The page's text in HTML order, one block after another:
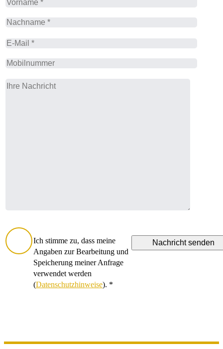
Ich stimme zu, dass meine
Angaben zur Bearbeitung und
Speicherung meiner Anfrage
verwendet werden
(Datenschutzhinweise). *